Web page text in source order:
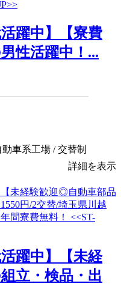
活躍中】【寮費
性活躍中！...
車系工場 / 交替制
詳細を表示
活躍中】【未経
立・検品・出